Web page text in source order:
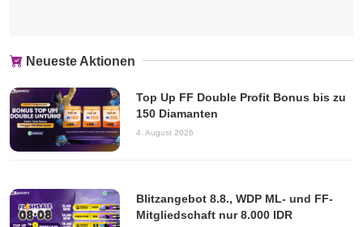
Neueste Aktionen
Top Up FF Double Profit Bonus bis zu
150 Diamanten
4. August 2026
Blitzangebot 8.8., WDP ML- und FF-
Mitgliedschaft nur 8.000 IDR